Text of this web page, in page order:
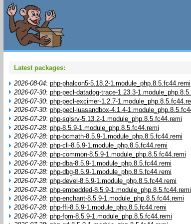
Latest packages:
2026-08-04: php-phalcon5-5.18.2-1.module_php.8.5.fc44.remi
2026-07-30: php-pecl-datadog-trace-1.23.3-
2026-07-30: php-pecl-excimer-1.2.7-
2026-07-30: php-pecl-luasandbox-4.1.4-
2026-07-29: php-sqlsrv-5.13.2-1.module_php.8.5.fc44.remi
2026-07-28: php-8.5.9-1.module_php.8.5.fc44.remi
2026-07-28: php-bcmath-8.5.9-1.module_php.8.5.fc44.remi
2026-07-28: php-cli-8.5.9-1.module_php.8.5.fc44.remi
2026-07-28: php-common-8.5.9-1.module_php.8.5.fc44.remi
2026-07-28: php-dba-8.5.9-1.module_php.8.5.fc44.remi
2026-07-28: php-dbg-8.5.9-1.module_php.8.5.fc44.remi
2026-07-28: php-devel-8.5.9-1.module_php.8.5.fc44.remi
2026-07-28: php-embedded-8.5.9-1.module_php.8.5.fc44.remi
2026-07-28: php-enchant-8.5.9-1.module_php.8.5.fc44.remi
2026-07-28: php-ffi-8.5.9-1.module_php.8.5.fc44.remi
2026-07-28: php-fpm-8.5.9-1.module_php.8.5.fc44.remi